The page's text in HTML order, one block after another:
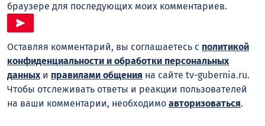
браузере для последующих моих комментариев.
Оставляя комментарий, вы соглашаетесь с политикой
конфиденциальности и обработки персональных
данныхи правилами общения на сайте tv-gubernia.ru.
Чтобы отслеживать ответы и реакции пользователей
на ваши комментарии, необходимо авторизоваться.